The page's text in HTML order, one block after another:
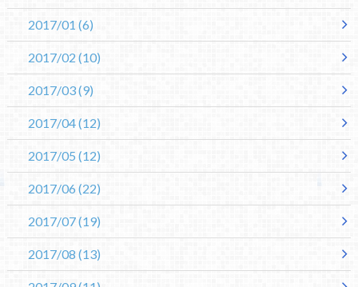
2017/01 (6)
2017/02 (10)
2017/03(9)
2017/04(12)
2017/05 (12)
2017/06(22)
2017/07(19)
2017/08 (13)